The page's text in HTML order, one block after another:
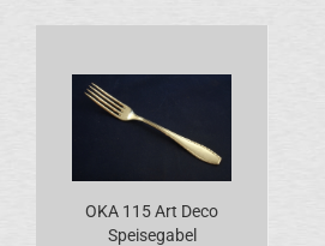
OKA 115 Art Deco
Speisegabel